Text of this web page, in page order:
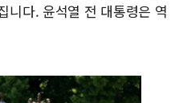
니다. 윤석열 전 대통령은 역